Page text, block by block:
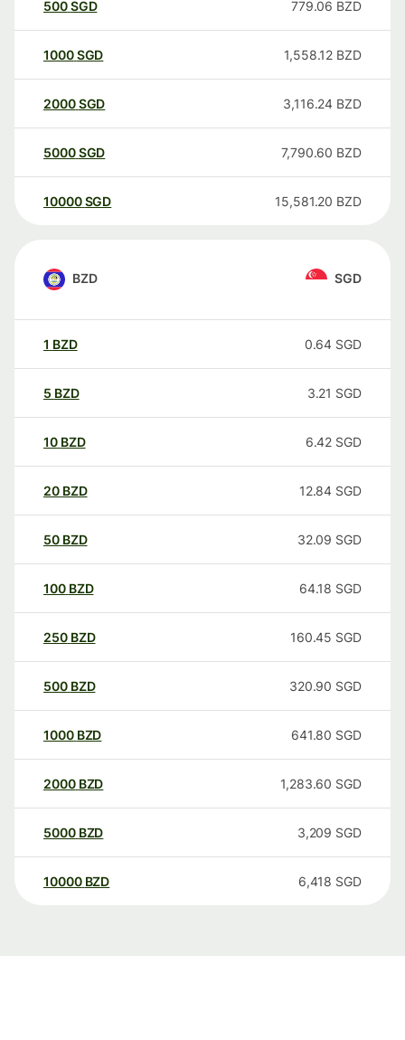
500SGD 779.06 BZD
1000SGD 1,558.12 BZD
2000SGD 3,116.24 BZD
5000SGD 7,790.60 BZD
10000 SGD 15,581.20 BZD
BZD SGD
1 BZD 0.64 SGD
5 BZD 3.21 SGD
10 BZD 6.42 SGD
20 BZD 12.84 SGD
50 BZD 32.09 SGD
100 BZD 64.18 SGD
250 BZD 160.45 SGD
500 BZD 320.90 SGD
1000 BZD 641.80 SGD
2000 BZD 1,283.60 SGD
5000 BZD 3,209 SGD
10000 BZD 6,418 SGD